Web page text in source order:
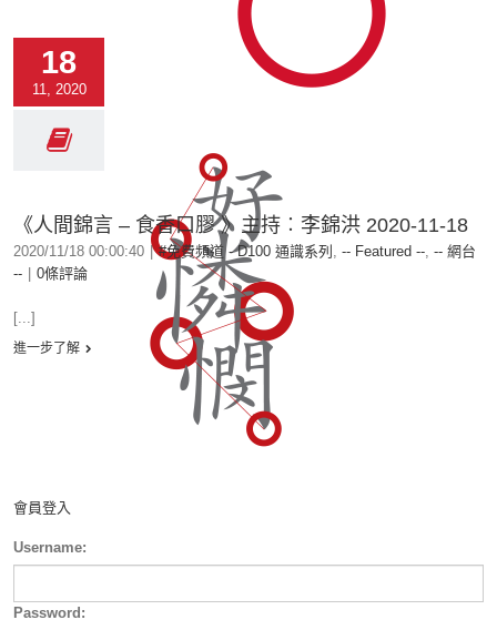
18
11, 2020
《人間錦言 – 食香口膠 》主持︰李錦洪 2020-11-18
2020/11/18 00:00:40 | #免費頻道 - D100 通識系列 , -- Featured --, -- 網台
--
0條評論
[...]
進一步了解
會員登入
Username:
Password: